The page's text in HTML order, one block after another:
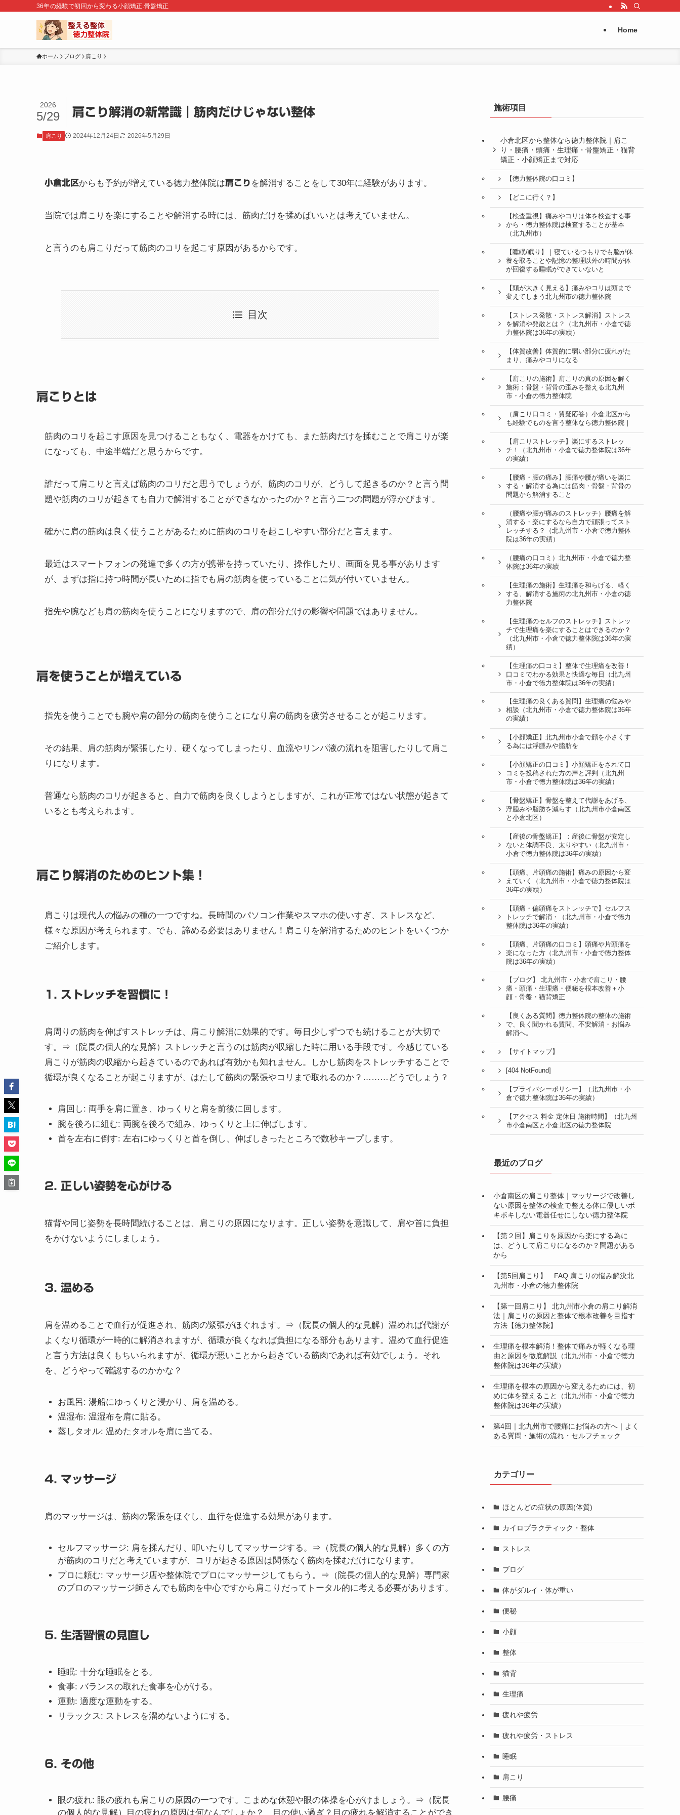
36年の経験で初回から変わる小顔矯正.骨盤矯正
Home
ホーム ブログ 肩こり
肩こり解消の新常識｜筋肉だけじゃない整体
2026
5/29
肩こり 2024年12月24日 2026年5月29日
小倉北区からも予約が増えている徳力整体院は肩こり を解消することをして30年に経験があります。
当院では肩こりを楽にすることや解消する時には、筋肉だけを揉めばいいとは考えていません。
と言うのも肩こりだって筋肉のコリを起こす原因があるからです。
目次
5. 生活習慣の見直し
6. その他
筋肉のコリを起こす原因を見つけることもなく、電器をかけても、また筋肉だけを揉むことで肩こりが楽
確かに肩の筋肉は良く使うことがあるために筋肉のコリを起こしやすい部分だと言えます。
が、まずは指に持つ時間が長いために指でも肩の筋肉を使っていることに気が付いていません。
指先や腕なども肩の筋肉を使うことになりますので、肩の部分だけの影響や問題ではありません。
普通なら筋肉のコリが起きると、自力で筋肉を良くしようとしますが、これが正常ではない状態が起きて
肩こりは現代人の悩みの種の一つですね。長時間のパソコン作業やスマホの使いすぎ、ストレスなど、
様々な原因が考えられます。でも、諦める必要はありません！肩こりを解消するためのヒントをいくつか
1. ストレッチを習慣に！
す。⇒（院長の個人的な見解）ストレッチと言うのは筋肉が収縮した時に用いる手段です。今感じている
循環が良くなることが起こりますが、はたして筋肉の緊張やコリまで取れるのか？………どうでしょう？
首を左右に倒す
2. 正しい姿勢を心がける
猫背や同じ姿勢を長時間続けることは、肩こりの原因になります。正しい姿勢を意識して、肩や首に負担
3. 温める
よくなり循環が一時的に解消されますが、循環が良くなれば負担になる部分もあります。温めて血行促進
を、どうやって確認するのかかな？
お風呂: 湯船にゆっくりと浸かり、肩を温める。
温湿布: 温湿布を肩に貼る。
蒸しタオル: 温めたタオルを肩に当てる。
セルフマッサージ: 肩を揉んだり、叩いたりしてマッサージする。
が筋肉のコリだと考えていますが、コリが起きる原因は関係なく筋肉を揉むだけになります。
プロに頼む: マッサージ店や整体院でプロにマッサージしてもらう。
施術項目
小倉北区から整体なら徳力整体院｜肩こ
り・腰痛・頭痛・生理痛・骨盤矯正・猫背
矯正・小顔矯正まで対応
【徳力整体院の口コミ】
【どこに行く？】
【検査重視】痛みやコリは体を検査する事
から・徳力整体院は検査することが基本
（北九州市）
【睡眠/眠り】｜寝ているつもりでも脳が休
養を取ることや記憶の整理以外の時間が体
が回復する睡眠ができていないと
【頭が大きく見える】痛みやコリは頭まで
変えてしまう北九州市の徳力整体院
【ストレス発散・ストレス解消】ストレス
を解消や発散とは？（北九州市・小倉で徳
力整体院は36年の実績）
【体質改善】体質的に弱い部分に疲れがた
まり、痛みやコリになる
【肩こりの施術】肩こりの真の原因を解く
施術：骨盤・背骨の歪みを整える北九州
市・小倉の徳力整体院
（肩こり口コミ・質疑応答）小倉北区から
も経験でものを言う整体なら徳力整体院｜
【肩こりストレッチ】楽にするストレッ
チ！（北九州市・小倉で徳力整体院は36年
の実績）
【腰痛・腰の痛み】腰痛や腰が痛いを楽に
する・解消する為には筋肉・骨盤・背骨の
問題から解消すること
（腰痛や腰が痛みのストレッチ）腰痛を解
消する・楽にするなら自力で頑張ってスト
レッチする？（北九州市・小倉で徳力整体
院は36年の実績）
（腰痛の口コミ）北九州市・小倉で徳力整
体院は36年の実績
【生理痛の施術】生理痛を和らげる、軽く
する、解消する施術の北九州市・小倉の徳
力整体院
【生理痛のセルフのストレッチ】ストレッ
チで生理痛を楽にすることはできるのか？
（北九州市・小倉で徳力整体院は36年の実
績）
【生理痛の口コミ】整体で生理痛を改善！
口コミでわかる効果と快適な毎日（北九州
市・小倉で徳力整体院は36年の実績）
【生理痛の良くある質問】生理痛の悩みや
相談（北九州市・小倉で徳力整体院は36年
の実績）
【小顔矯正】北九州市小倉で顔を小さくす
る為には浮腫みや脂肪を
【小顔矯正の口コミ】小顔矯正をされて口
コミを投稿された方の声と評判（北九州
市・小倉で徳力整体院は36年の実績）
【骨盤矯正】骨盤を整えて代謝をあげる、
浮腫みや脂肪を減らす（北九州市小倉南区
と小倉北区）
【産後の骨盤矯正】：産後に骨盤が安定し
ないと体調不良、太りやすい（北九州市・
小倉で徳力整体院は36年の実績）
【頭痛、片頭痛の施術】痛みの原因から変
えていく（北九州市・小倉で徳力整体院は
36年の実績）
【頭痛・偏頭痛をストレッチで】セルフス
トレッチで解消・（北九州市・小倉で徳力
整体院は36年の実績）
【頭痛、片頭痛の口コミ】頭痛や片頭痛を
楽になった方（北九州市・小倉で徳力整体
院は36年の実績）
【ブログ】 北九州市・小倉で肩こり・腰
痛・頭痛・生理痛・便秘を根本改善＋小
顔・骨盤・猫背矯正
【良くある質問】徳力整体院の整体の施術
で、良く聞かれる質問、不安解消・お悩み
解消へ。
【サイトマップ】
[404 NotFound]
【プライバシーポリシー】（北九州市・小
倉で徳力整体院は36年の実績）
【アクセス 料金 定休日 施術時間】（北九州
市小倉南区と小倉北区の徳力整体院
最近のブログ
小倉南区の肩こり整体｜マッサージで改善し
ない原因を整体の検査で整える体に優しいボ
キボキしない電器任せにしない徳力整体院
【第２回】肩こりを原因から楽にする為に
は、どうして肩こりになるのか？問題がある
から
【第5回肩こり】 FAQ 肩こりの悩み解決北
九州市・小倉の徳力整体院
【第一回肩こり】 北九州市小倉の肩こり解消
法｜肩こりの原因と整体で根本改善を目指す
方法【徳力整体院】
生理痛を根本解消！整体で痛みが軽くなる理
由と原因を徹底解説（北九州市・小倉で徳力
整体院は36年の実績）
生理痛を根本の原因から変えるためには、初
めに体を整えること（北九州市・小倉で徳力
整体院は36年の実績）
第4回｜北九州市で腰痛にお悩みの方へ｜よく
ある質問・施術の流れ・セルフチェック
カテゴリー
ほとんどの症状の原因(体質)
カイロプラクティック・整体
ストレス
ブログ
体がダルイ・体が重い
便秘
小顔
整体
猫背
生理痛
疲れや疲労
疲れや疲労・ストレス
睡眠
肩こり
腰痛